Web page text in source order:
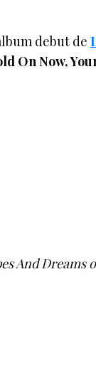
debut de
On Now,
And Dreams